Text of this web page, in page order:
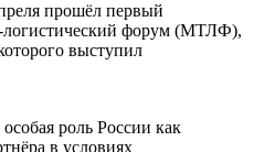
прошёл первый
форум (МТЛФ),
выступил
роль России как
в условиях